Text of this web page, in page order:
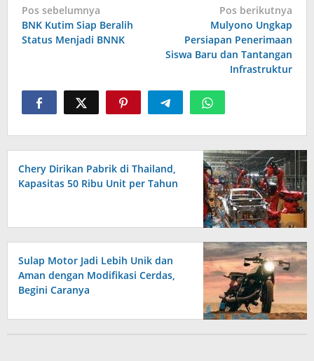
Navigasi
pos
Pos sebelumnya
BNK Kutim Siap Beralih
Status Menjadi BNNK
Pos berikutnya
Mulyono Ungkap
Persiapan Penerimaan
Siswa Baru dan Tantangan
Infrastruktur
Chery Dirikan Pabrik di Thailand,
Kapasitas 50 Ribu Unit per Tahun
Sulap Motor Jadi Lebih Unik dan
Aman dengan Modifikasi Cerdas,
Begini Caranya